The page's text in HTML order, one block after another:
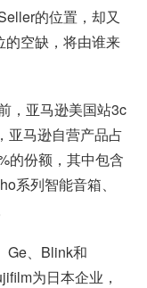
的位置，却又
的空缺，将由谁来
，亚马逊美国站3c
亚马逊自营产品占
的份额，其中包含
系列智能音箱、
Ge、Blink和
为日本企业，